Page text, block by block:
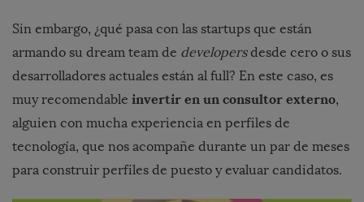
Sin embargo, ¿qué pasa con las startups que están
armando su dream team de developersdesde cero o sus
desarrolladores actuales están al full? En este caso, es
muy recomendable invertir en un consultor externo,
alguien con mucha experiencia en perfiles de
tecnología, que nos acompañe durante un par de meses
para construir perfiles de puesto y evaluar candidatos.